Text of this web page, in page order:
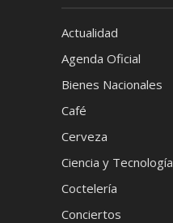
Actualidad
Agenda Oficial
Bienes Nacionales
Café
Cerveza
Ciencia y Tecnología
Coctelería
Conciertos